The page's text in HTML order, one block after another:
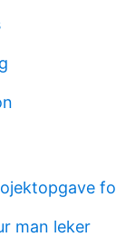
man leker